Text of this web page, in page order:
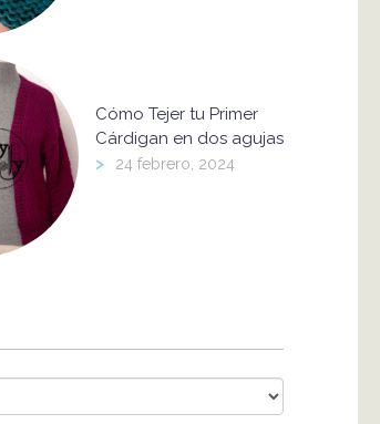
Cómo Tejer tu Primer
Cárdigan en dos agujas
> 24 febrero, 2024